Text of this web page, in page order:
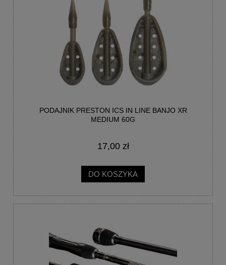
PODAJNIK PRESTON ICS IN LINE BANJO XR
MEDIUM 60G
17,00 zł
DO KOSZYKA